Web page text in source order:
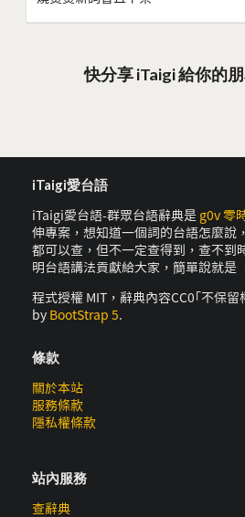
快分享 iTaigi 給你的
iTaigi愛台語
iTaigi愛台語-群眾台語辭典是 g0v 零
伸專案，想知道一個詞的台語怎麼說
都可以查，但不一定查得到，查不到
明台語講法貢獻給大家，簡單說就是
程式授權 MIT，辭典內容CC0｢不保
by BootStrap 5.
條款
關於本站
服務條款
隱私權條款
站內服務
查辭典